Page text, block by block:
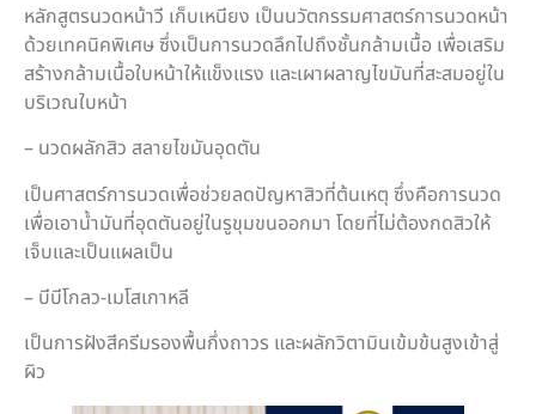
หลักสูตรนวดหน้าวี เก็บเหนียง เป็นนวัตกรรมศาสตร์การนวดหน้า
ด้วยเทคนิคพิเศษ ซึ่งเป็นการนวดลึกไปถึงชั้นกล้ามเนื้อ เพื่อเสริม
สร้างกล้ามเนื้อใบหน้าให้แข็งแรง และเผาผลาญไขมันที่สะสมอยู่ใน
บริเวณใบหน้า
– นวดผลักสิว สลายไขมันอุดตัน
เป็นศาสตร์การนวดเพื่อช่วยลดปัญหาสิวที่ต้นเหตุ ซึ่งคือการนวด
เพื่อเอาน้ำมันที่อุดตันอยู่ในรูขุมขนออกมา โดยที่ไม่ต้องกดสิวให้
เจ็บและเป็นแผลเป็น
– บีบีโกลว-เมโสเกาหลี
เป็นการฝังสีครีมรองพื้นกึ่งถาวร และผลักวิตามินเข้มข้นสูงเข้าสู่
ผิว